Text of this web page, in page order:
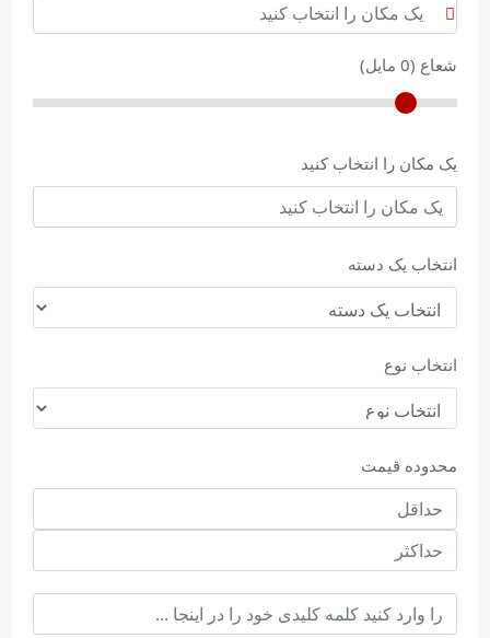
شعاع (0 مایل)
یک مکان را انتخاب کنید
انتخاب یک دسته
انتخاب نوع
محدوده قیمت
حداقل
قیمت
حداکثر
keyword